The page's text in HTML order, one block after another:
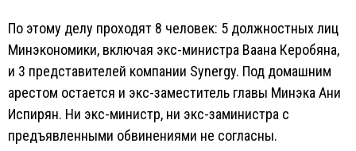
По этому делу проходят 8 человек: 5 должностных лиц
Минэкономики, включая экс-министра Ваана Керобяна,
и 3 представителей компании Synergy. Под домашним
арестом остается и экс-заместитель главы Минэка Ани
Испирян. Ни экс-министр, ни экс-заминистра с
предъявленными обвинениями не согласны.